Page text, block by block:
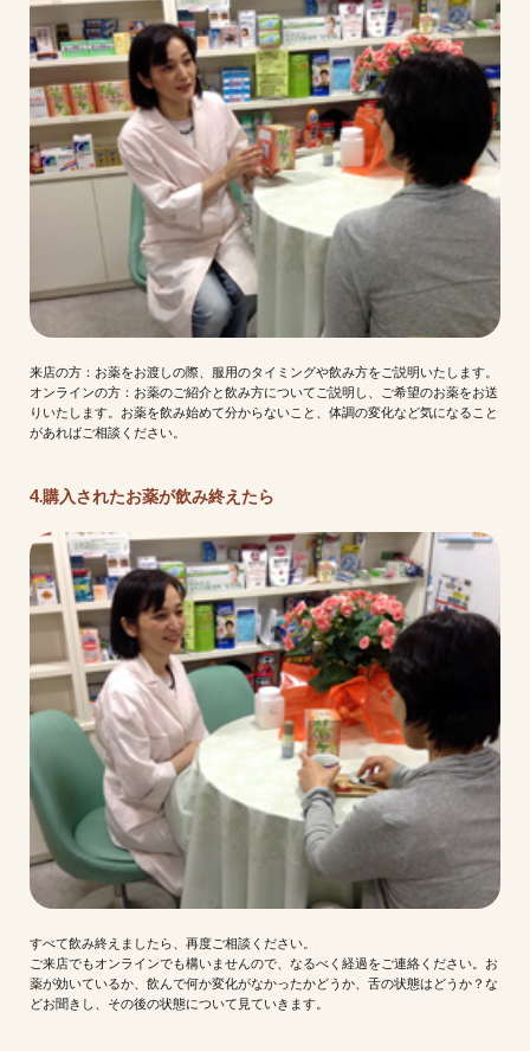
来店の方：お薬をお渡しの際、服用のタイミングや飲み方をご説明いたします。
オンラインの方：お薬のご紹介と飲み方についてご説明し、ご希望のお薬をお送
りいたします。お薬を飲み始めて分からないこと、体調の変化など気になること
があればご相談ください。
4.購入されたお薬が飲み終えたら
すべて飲み終えましたら、再度ご相談ください。
ご来店でもオンラインでも構いませんので、なるべく経過をご連絡ください。お
薬が効いているか、飲んで何か変化がなかったかどうか、舌の状態はどうか？な
どお聞きし、その後の状態について見ていきます。